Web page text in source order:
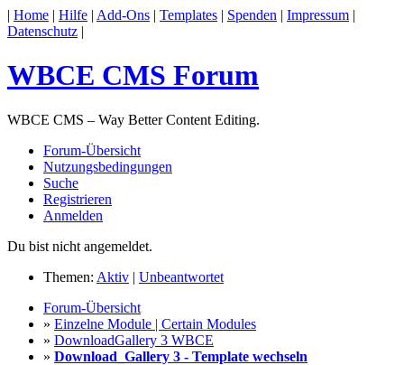
| Home | Hilfe | Add-Ons | Templates | Spenden | Impressum |
Datenschutz |
WBCE CMS Forum
WBCE CMS – Way Better Content Editing.
Forum-Übersicht
Nutzungsbedingungen
Suche
Registrieren
Anmelden
Du bist nicht angemeldet.
Themen: Aktiv | Unbeantwortet
Forum-Übersicht
» Einzelne Module | Certain Modules
» DownloadGallery 3 WBCE
» Download_Gallery 3 - Template wechseln